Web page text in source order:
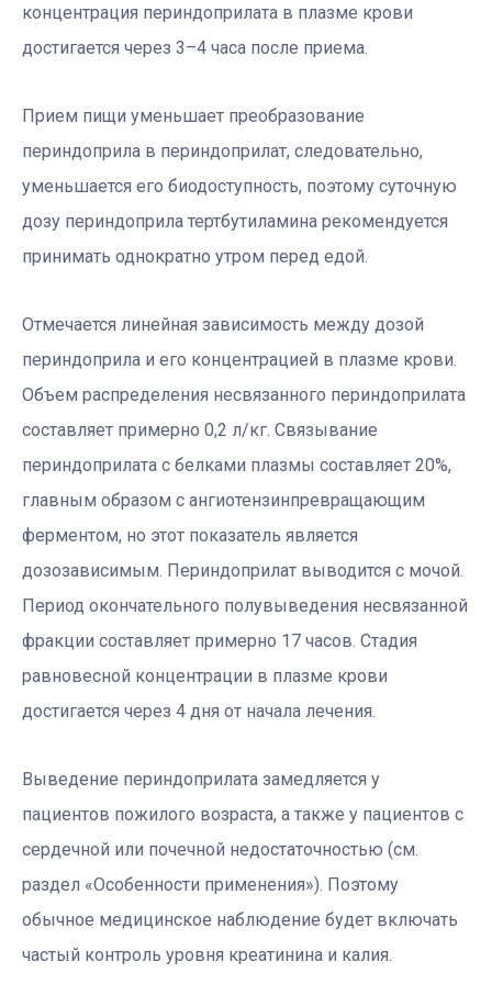
концентрация периндоприлата в плазме крови
достигается через 3–4 часа после приема.
Прием пищи уменьшает преобразование
периндоприла в периндоприлат, следовательно,
уменьшается его биодоступность, поэтому суточную
дозу периндоприла тертбутиламина рекомендуется
принимать однократно утром перед едой.
Отмечается линейная зависимость между дозой
периндоприла и его концентрацией в плазме крови.
Объем распределения несвязанного периндоприлата
составляет примерно 0,2 л/кг. Связывание
периндоприлата с белками плазмы составляет 20%,
главным образом с ангиотензинпревращающим
ферментом, но этот показатель является
дозозависимым. Периндоприлат выводится с мочой.
Период окончательного полувыведения несвязанной
фракции составляет примерно 17 часов. Стадия
равновесной концентрации в плазме крови
достигается через 4 дня от начала лечения.
Выведение периндоприлата замедляется у
пациентов пожилого возраста, а также у пациентов с
сердечной или почечной недостаточностью (см.
раздел «Особенности применения»). Поэтому
обычное медицинское наблюдение будет включать
частый контроль уровня креатинина и калия.